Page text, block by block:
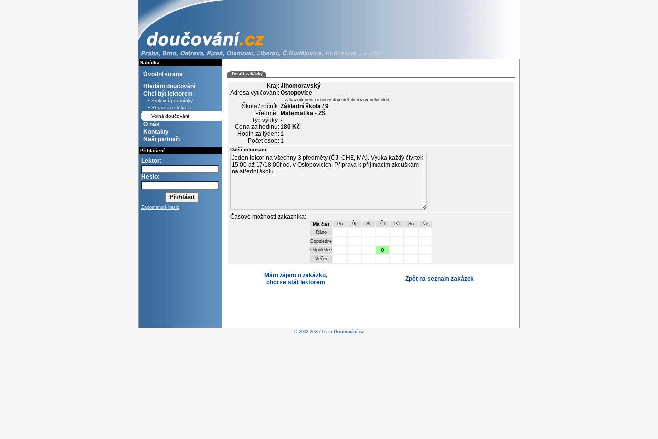
Nabídka
Úvodní strana
Hledám doučování
Chci být lektorem
- Smluvní podmínky
- Registrace lektora
- Volná doučování
O nás
Kontakty
Naši partneři
Přihlášení
Lektor:
Heslo:
Zapomenuté heslo
Detail zakázky
Kraj: Jihomoravský
Adresa vyučování: Ostopovice
- zákazník není ochoten dojíždět do rozumného okolí
Škola / ročník: Základní škola / 9
Předmět: Matematika - ZŠ
Typ výuky: -
Cena za hodinu: 180 Kč
Hodin za týden: 1
Počet osob: 1
Další informace
Časové možnosti zákazníka:
Má čas Po Út St Čt Pá So
Ne
Ráno
Dopoledne
Odpoledne
o
Večer
Mám zájem o zakázku,
chci se stát lektorem
Zpět na seznam zakázek
© 2002-2026 Team Doučování.cz